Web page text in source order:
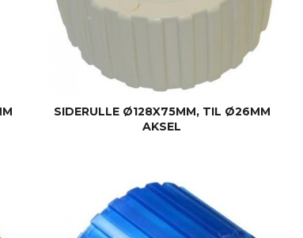
SIDERULLE Ø128X75MM, TIL Ø26MM
AKSEL